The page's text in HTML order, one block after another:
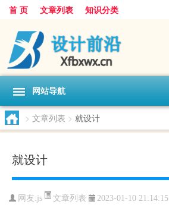
首 页 文章列表 知识分类
网站导航
> 文章列表 > 就设计
就设计
网友:js 文章列表 2023-01-10 21:14:15